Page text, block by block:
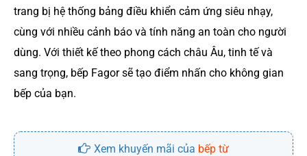
trang bị hệ thống bảng điều khiển cảm ứng siêu nhạy,
cùng với nhiều cảnh báo và tính năng an toàn cho người
dùng. Với thiết kế theo phong cách châu Âu, tinh tế và
sang trọng, bếp Fagor sẽ tạo điểm nhấn cho không gian
bếp của bạn.
Xem khuyến mãi của bếp từ